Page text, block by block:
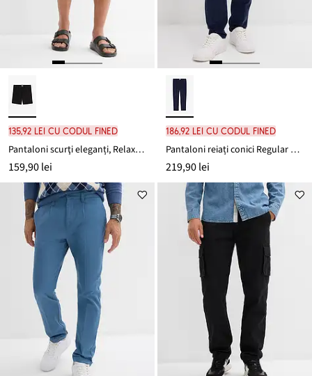
135,92 lei cu codul FINED
Pantaloni scurţi eleganți, Relaxed Fit
159,90 lei
186,92 lei cu codul FINED
Pantaloni reiați conici Regular Fit Stretch, din material stretch din bumbac organic reciclabil, tapered
219,90 lei